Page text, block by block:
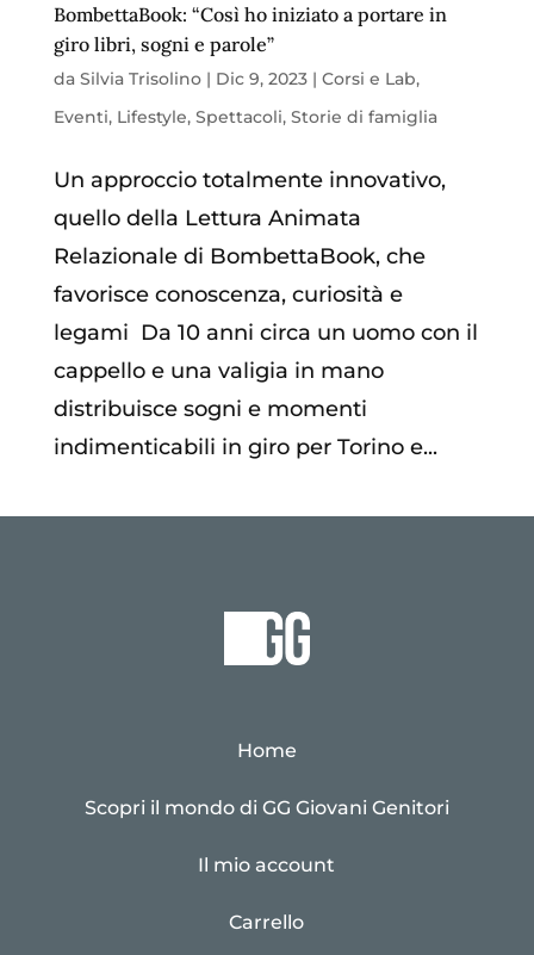
BombettaBook: “Così ho iniziato a portare in
giro libri, sogni e parole”
da Silvia Trisolino| Dic 9, 2023| Corsi e Lab,
Eventi, Lifestyle, Spettacoli, Storie di famiglia
Un approccio totalmente innovativo,
quello della Lettura Animata
Relazionale di BombettaBook, che
favorisce conoscenza, curiosità e
legami Da 10 anni circa un uomo con il
cappello e una valigia in mano
distribuisce sogni e momenti
indimenticabili in giro per Torino e...
Home
Scopri il mondo di GG Giovani Genitori
Il mio account
Carrello